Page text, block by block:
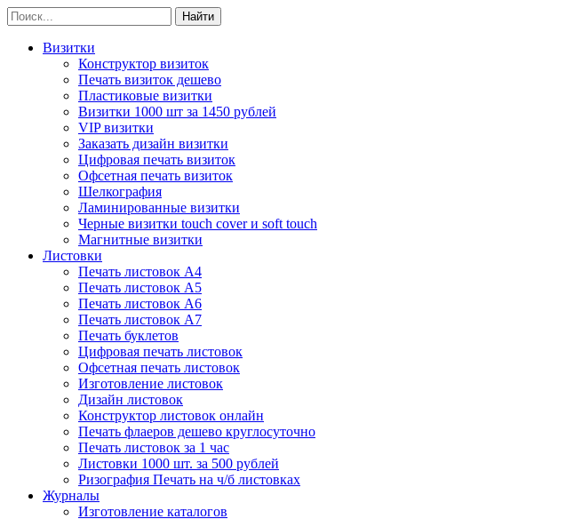
Визитки
Конструктор визиток
Печать визиток дешево
Пластиковые визитки
Визитки 1000 шт за 1450 рублей
VIP визитки
Заказать дизайн визитки
Цифровая печать визиток
Офсетная печать визиток
Шелкография
Ламинированные визитки
Черные визитки touch cover и soft touch
Магнитные визитки
Листовки
Печать листовок А4
Печать листовок А5
Печать листовок А6
Печать листовок А7
Печать буклетов
Цифровая печать листовок
Офсетная печать листовок
Изготовление листовок
Дизайн листовок
Конструктор листовок онлайн
Печать флаеров дешево круглосуточно
Печать листовок за 1 час
Листовки 1000 шт. за 500 рублей
Ризография Печать на ч/б листовках
Журналы
Изготовление каталогов